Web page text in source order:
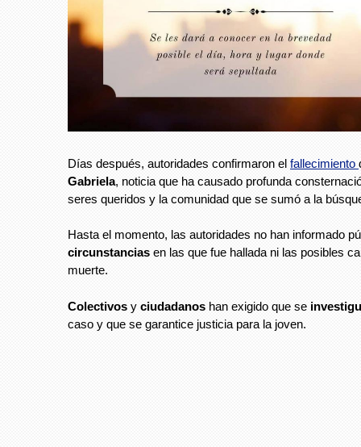
Días después, autoridades confirmaron el fallecimiento
Gabriela, noticia que ha causado profunda
seres queridos y la comunidad que se sumó a la
Hasta el momento, las autoridades no han informado
circunstancias en las que fue hallada ni las posibles
muerte.
Colectivos y ciudadanos han exigido que se
caso y que se garantice justicia para la joven.